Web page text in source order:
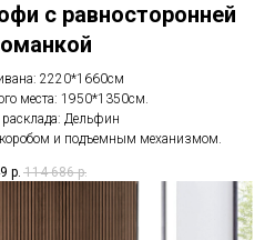
с равносторонней
2220*1660см
места: 1950*1350см.
Дельфин
коробом и подъемным механизмом.
р. 114 686 р.